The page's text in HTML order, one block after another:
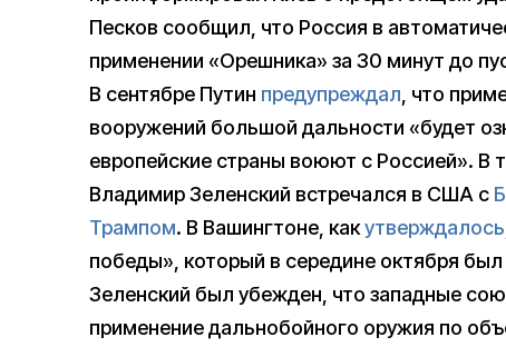
Песков сообщил, что Россия в
применении «Орешника» за 30 минут до
В сентябре Путин предупреждал, что
вооружений большой дальности «будет
европейские страны воюют с Россией». В
Владимир Зеленский встречался в США с
Трампом. В Вашингтоне, какутверждалось
победы», который в середине октября был
Зеленский был убежден, что западные
применение дальнобойного оружия по